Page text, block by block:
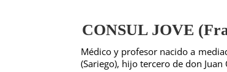
CONSUL JOVE
Médico y profesor nacido a
(Sariego), hijo tercero de don